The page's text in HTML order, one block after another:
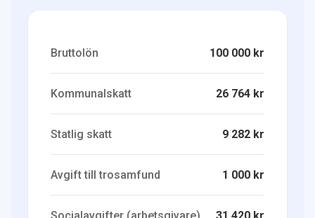
Bruttolön 100 000 kr
Kommunalskatt 26 764 kr
Statlig skatt 9 282 kr
Avgift till trosamfund 1 000 kr
Socialavgifter (arbetsgivare) 31 420 kr